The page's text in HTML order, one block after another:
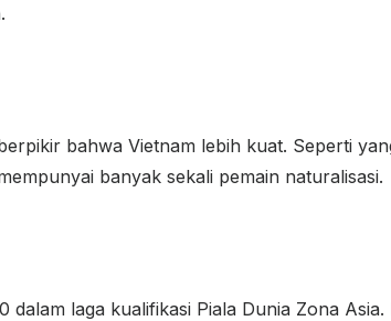
bahwa Vietnam lebih kuat. Seperti
banyak sekali pemain naturalisasi.
laga kualifikasi Piala Dunia Zona Asia.